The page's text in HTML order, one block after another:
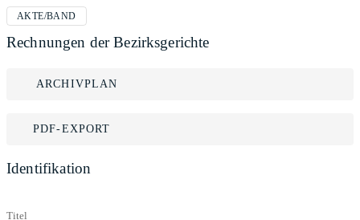
AKTE/BAND
Rechnungen der Bezirksgerichte
ARCHIVPLAN
PDF-EXPORT
Identifikation
Titel